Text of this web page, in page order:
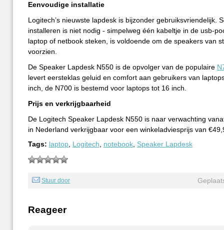
Eenvoudige installatie
Logitech’s nieuwste lapdesk is bijzonder gebruiksvriendelijk.
installeren is niet nodig - simpelweg één kabeltje in de usb-
laptop of netbook steken, is voldoende om de speakers van
voorzien.
De Speaker Lapdesk N550 is de opvolger van de populaire
levert eersteklas geluid en comfort aan gebruikers van
inch, de N700 is bestemd voor laptops tot 16 inch.
Prijs en verkrijgbaarheid
De Logitech Speaker Lapdesk N550 is naar verwachting
in Nederland verkrijgbaar voor een winkeladviesprijs van
Tags: laptop Logitech notebook Speaker Lapdesk
Stuur door
Reageer